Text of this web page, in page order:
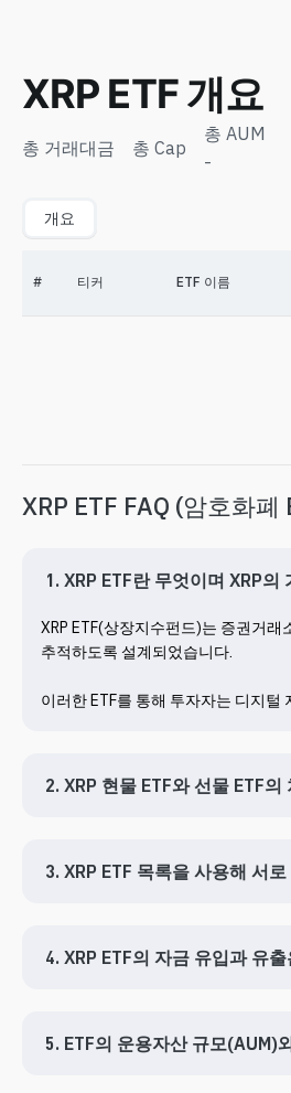
XRP ETF 개요
총 거래대금 총 Cap
총 AUM
-
개요
# 티커 ETF 이름
XRP ETF FAQ (암호화
1. XRP ETF란 무엇이며 XRP
XRP ETF(상장지수펀드)는 증권거
추적하도록 설계되었습니다.
이러한 ETF를 통해 투자자는 디지털
2. XRP 현물 ETF와 선물 ETF
3. XRP ETF 목록을 사용해 서
4. XRP ETF의 자금 유입과 유
5. ETF의 운용자산 규모(AUM)